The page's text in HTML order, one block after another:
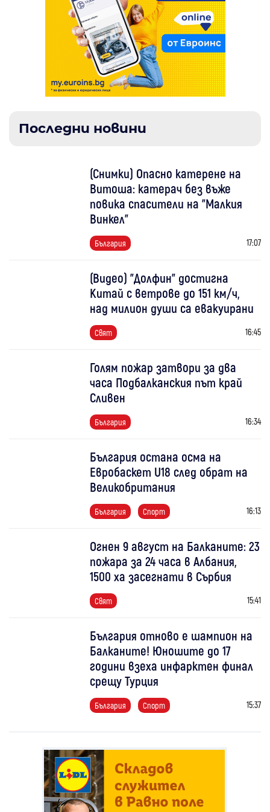
Последни новини
(Снимки) Опасно катерене на
Витоша: катерач без въже
повика спасители на "Малкия
Винкел"
България 17:07
(Видео) "Долфин" достигна
Китай с ветрове до 151 км/ч,
над милион души са евакуирани
Свят 16:45
Голям пожар затвори за два
часа Подбалканския път край
Сливен
България 16:34
България остана осма на
Евробаскет U18 след обрат на
Великобритания
България Спорт 16:13
Огнен 9 август на Балканите: 23
пожара за 24 часа в Албания,
1500 ха засегнати в Сърбия
Свят 15:41
България отново е шампион на
Балканите! Юношите до 17
години взеха инфарктен финал
срещу Турция
България Спорт 15:37